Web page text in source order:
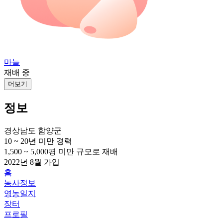
마늘
재배 중
더보기
정보
경상남도 함양군
10 ~ 20년 미만 경력
1,500 ~ 5,000평 미만 규모로 재배
2022년 8월 가입
홈
농사정보
영농일지
장터
프로필